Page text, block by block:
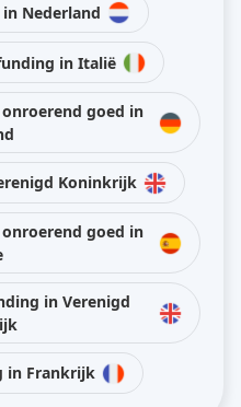
Nederland
in Italië
goed in
Koninkrijk
goed in
in Verenigd
in Frankrijk